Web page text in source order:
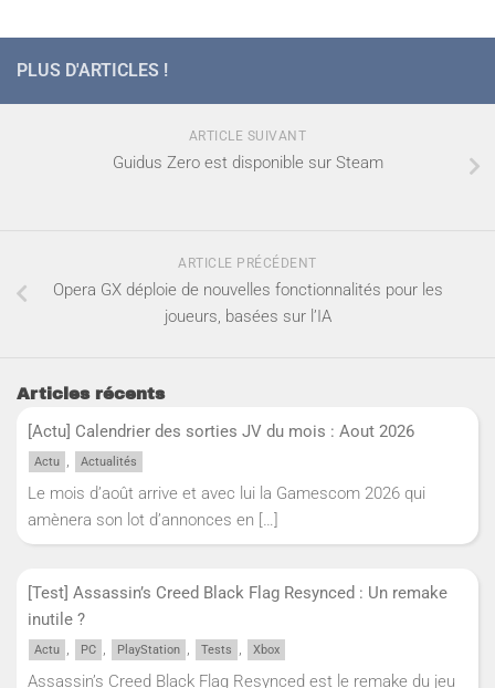
PLUS D'ARTICLES !
ARTICLE SUIVANT
Guidus Zero est disponible sur Steam
ARTICLE PRÉCÉDENT
Opera GX déploie de nouvelles fonctionnalités pour les
joueurs, basées sur l’IA
Articles récents
[Actu] Calendrier des sorties JV du mois : Aout 2026
Actu , Actualités
Le mois d’août arrive et avec lui la Gamescom 2026 qui
amènera son lot d’annonces en […]
[Test] Assassin’s Creed Black Flag Resynced : Un remake
inutile ?
Actu , PC , PlayStation , Tests , Xbox
Assassin’s Creed Black Flag Resynced est le remake du jeu